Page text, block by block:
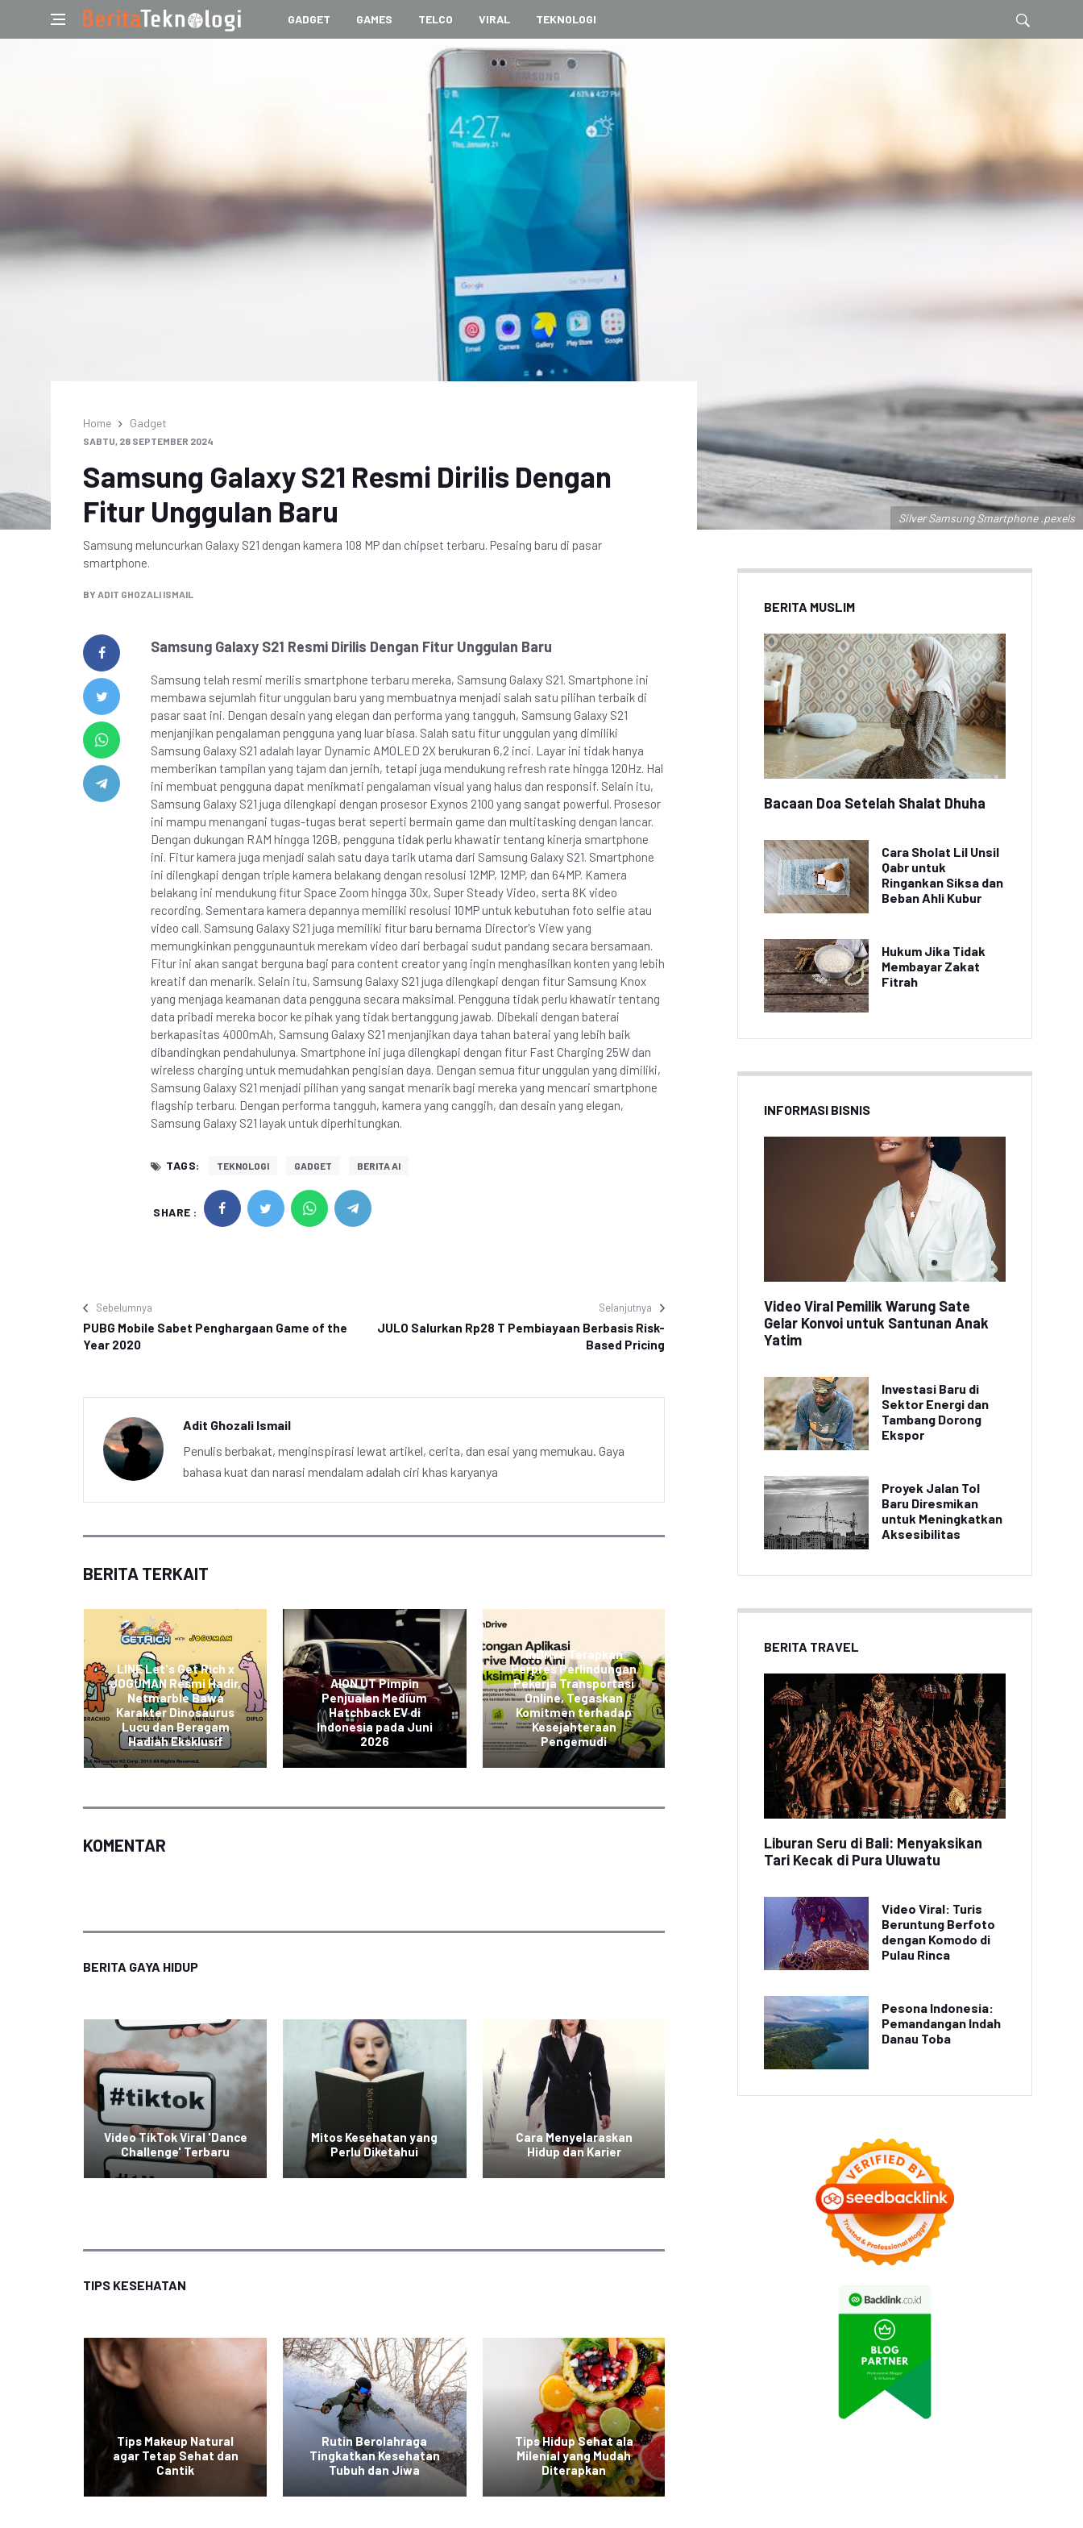
GADGET GAMES TELCO VIRAL TEKNOLOGI
Silver Samsung Smartphone .pexels
Home Gadget
SABTU, 28 SEPTEMBER 2024
Samsung Galaxy S21 Resmi Dirilis Dengan
Fitur Unggulan Baru
Samsung meluncurkan Galaxy S21 dengan kamera 108 MP dan chipset terbaru. Pesaing baru di pasar
smartphone.
BY ADIT GHOZALI ISMAIL
Samsung Galaxy S21 Resmi Dirilis Dengan Fitur Unggulan Baru
Samsung telah resmi merilis smartphone terbaru mereka, Samsung Galaxy S21. Smartphone ini
membawa sejumlah fitur unggulan baru yang membuatnya menjadi salah satu pilihan terbaik di
pasar saat ini. Dengan desain yang elegan dan performa yang tangguh, Samsung Galaxy S21
menjanjikan pengalaman pengguna yang luar biasa. Salah satu fitur unggulan yang dimiliki
Samsung Galaxy S21 adalah layar Dynamic AMOLED 2X berukuran 6,2 inci. Layar ini tidak hanya
memberikan tampilan yang tajam dan jernih, tetapi juga mendukung refresh rate hingga 120Hz. Hal
ini membuat pengguna dapat menikmati pengalaman visual yang halus dan responsif. Selain itu,
Samsung Galaxy S21 juga dilengkapi dengan prosesor Exynos 2100 yang sangat powerful. Prosesor
ini mampu menangani tugas-tugas berat seperti bermain game dan multitasking dengan lancar.
Dengan dukungan RAM hingga 12GB, pengguna tidak perlu khawatir tentang kinerja smartphone
ini. Fitur kamera juga menjadi salah satu daya tarik utama dari Samsung Galaxy S21. Smartphone
ini dilengkapi dengan triple kamera belakang dengan resolusi 12MP, 12MP, dan 64MP. Kamera
belakang ini mendukung fitur Space Zoom hingga 30x, Super Steady Video, serta 8K video
recording. Sementara kamera depannya memiliki resolusi 10MP untuk kebutuhan foto selfie atau
video call. Samsung Galaxy S21 juga memiliki fitur baru bernama Director's View yang
memungkinkan penggunauntuk merekam video dari berbagai sudut pandang secara bersamaan.
Fitur ini akan sangat berguna bagi para content creator yang ingin menghasilkan konten yang lebih
kreatif dan menarik. Selain itu, Samsung Galaxy S21 juga dilengkapi dengan fitur Samsung Knox
yang menjaga keamanan data pengguna secara maksimal. Pengguna tidak perlu khawatir tentang
data pribadi mereka bocor ke pihak yang tidak bertanggung jawab. Dibekali dengan baterai
berkapasitas 4000mAh, Samsung Galaxy S21 menjanjikan daya tahan baterai yang lebih baik
dibandingkan pendahulunya. Smartphone ini juga dilengkapi dengan fitur Fast Charging 25W dan
wireless charging untuk memudahkan pengisian daya. Dengan semua fitur unggulan yang dimiliki,
Samsung Galaxy S21 menjadi pilihan yang sangat menarik bagi mereka yang mencari smartphone
flagship terbaru. Dengan performa tangguh, kamera yang canggih, dan desain yang elegan,
Samsung Galaxy S21 layak untuk diperhitungkan.
TAGS: TEKNOLOGI GADGET BERITA AI
SHARE :
Sebelumnya
PUBG Mobile Sabet Penghargaan Game of the
Year 2020
Selanjutnya
JULO Salurkan Rp28 T Pembiayaan Berbasis Risk-
Based Pricing
Adit Ghozali Ismail
Penulis berbakat, menginspirasi lewat artikel, cerita, dan esai yang memukau. Gaya
bahasa kuat dan narasi mendalam adalah ciri khas karyanya
BERITA TERKAIT
LINE Let's Get Rich x
JOGUMAN Resmi Hadir,
Netmarble Bawa
Karakter Dinosaurus
Lucu dan Beragam
Hadiah Eksklusif
AION UT Pimpin
Penjualan Medium
Hatchback EV di
Indonesia pada Juni
2026
inDrive Terapkan
Perpres Perlindungan
Pekerja Transportasi
Online, Tegaskan
Komitmen terhadap
Kesejahteraan
Pengemudi
JOGUMAN Resmi Hadir,
Netmarble Bawa
Karakter Dinosaurus
Lucu dan Beragam
Hadiah Eksklusif
AION UT Pimpin
Penjualan Medium
Hatchback EV di
Indonesia pada Juni
2026
KOMENTAR
BERITA GAYA HIDUP
Video TikTok Viral 'Dance
Challenge' Terbaru
Mitos Kesehatan yang
Perlu Diketahui
Cara Menyelaraskan
Hidup dan Karier
TIPS KESEHATAN
Tips Makeup Natural
agar Tetap Sehat dan
Cantik
Rutin Berolahraga
Tingkatkan Kesehatan
Tubuh dan Jiwa
Tips Hidup Sehat ala
Milenial yang Mudah
Diterapkan
BERITA MUSLIM
Bacaan Doa Setelah Shalat Dhuha
Cara Sholat Lil Unsil
Qabr untuk
Ringankan Siksa dan
Beban Ahli Kubur
Hukum Jika Tidak
Membayar Zakat
Fitrah
INFORMASI BISNIS
Video Viral Pemilik Warung Sate
Gelar Konvoi untuk Santunan Anak
Yatim
Investasi Baru di
Sektor Energi dan
Tambang Dorong
Ekspor
Proyek Jalan Tol
Baru Diresmikan
untuk Meningkatkan
Aksesibilitas
BERITA TRAVEL
Liburan Seru di Bali: Menyaksikan
Tari Kecak di Pura Uluwatu
Video Viral: Turis
Beruntung Berfoto
dengan Komodo di
Pulau Rinca
Pesona Indonesia:
Pemandangan Indah
Danau Toba